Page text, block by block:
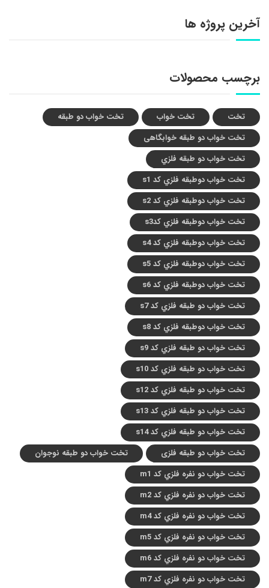
آخرین پروژه ها
برچسب محصولات
تخت تخت خواب
تخت خواب دو طبقه
تخت خواب دو طبقه خوابگاهی
تخت خواب دو طبقه فلزي
تخت خواب دوطبقه فلزي کد s1
تخت خواب دوطبقه فلزي کد s2
تخت خواب دوطبقه فلزي کدs3
تخت خواب دوطبقه فلزي کد s4
تخت خواب دوطبقه فلزي کد s5
تخت خواب دوطبقه فلزي کد s6
تخت خواب دو طبقه فلزي کد s7
تخت خواب دوطبقه فلزي کد s8
تخت خواب دو طبقه فلزي کد s9
تخت خواب دو طبقه فلزي کد s10
تخت خواب دو طبقه فلزي کد s12
تخت خواب دو طبقه فلزي کد s13
تخت خواب دو طبقه فلزي کد s14
تخت خواب دو طبقه فلزی
تخت خواب دو طبقه نوجوان
تخت خواب دو نفره فلزي کد m1
تخت خواب دو نفره فلزي کد m2
تخت خواب دو نفره فلزي کد m4
تخت خواب دو نفره فلزي کد m5
تخت خواب دو نفره فلزي کد m6
تخت خواب دو نفره فلزي کد m7